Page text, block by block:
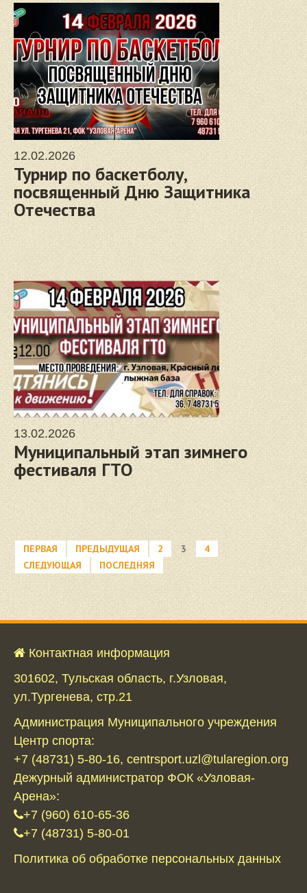
12.02.2026
Турнир по баскетболу,
посвященный Дню Защитника
Отечества
13.02.2026
Муниципальный этап зимнего
фестиваля ГТО
ПЕРВАЯ ПРЕДЫДУЩАЯ 2 3
4
СЛЕДУЮЩАЯ
ПОСЛЕДНЯЯ
Контактная информация
301602, Тульская область, г.Узловая,
ул.Тургенева, стр.21
Администрация Муниципального учреждения
Центр спорта:
+7 (48731) 5-80-16, centrsport.uzl@tularegion.org
Дежурный администратор ФОК «Узловая-
Арена»:
+7 (960) 610-65-36
+7 (48731) 5-80-01
Политика об обработке персональных данных